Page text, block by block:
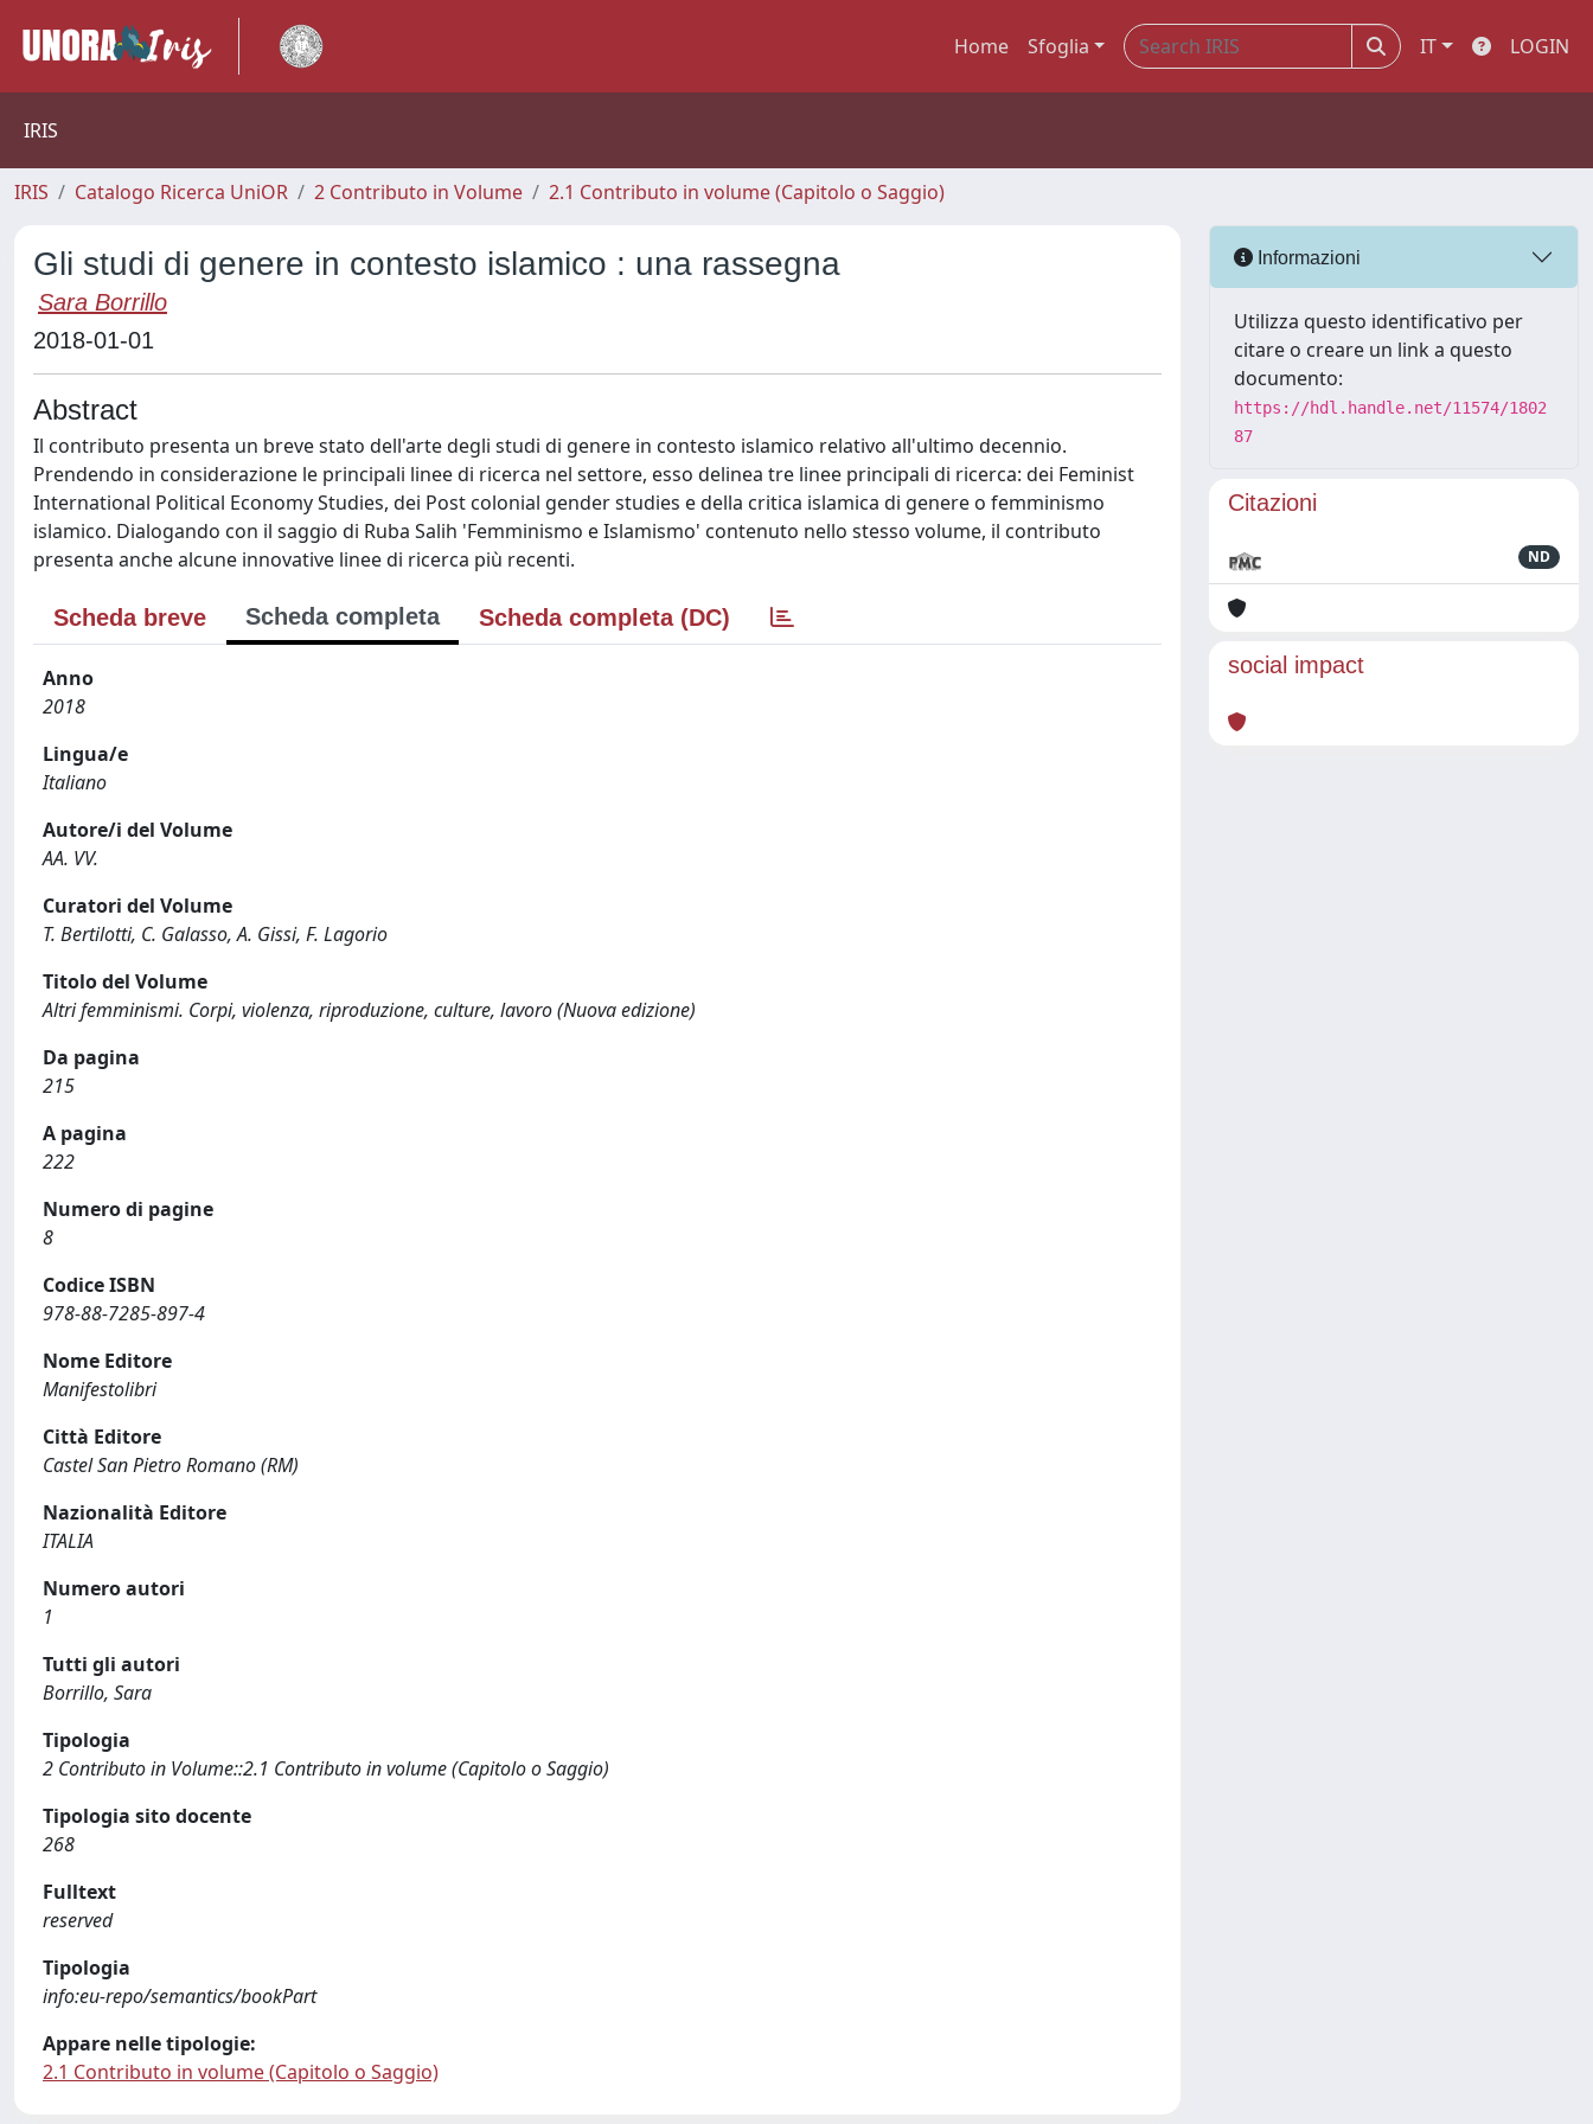
Home Sfoglia IT LOGIN
IRIS
IRIS Catalogo Ricerca UniOR 2 Contributo in Volume 2.1 Contributo in volume (Capitolo o Saggio)
Gli studi di genere in contesto islamico : una rassegna
Sara Borrillo
2018-01-01
Abstract
Il contributo presenta un breve stato dell'arte degli studi di genere in contesto islamico relativo all'ultimo decennio.
Prendendo in considerazione le principali linee di ricerca nel settore, esso delinea tre linee principali di ricerca: dei Feminist
International Political Economy Studies, dei Post colonial gender studies e della critica islamica di genere o femminismo
islamico. Dialogando con il saggio di Ruba Salih 'Femminismo e Islamismo' contenuto nello stesso volume, il contributo
presenta anche alcune innovative linee di ricerca più recenti.
Scheda breve Scheda completa Scheda completa (DC)
Anno
2018
Lingua/e
Italiano
Autore/i del Volume
AA. VV.
Curatori del Volume
T. Bertilotti, C. Galasso, A. Gissi, F. Lagorio
Titolo del Volume
Altri femminismi. Corpi, violenza, riproduzione, culture, lavoro (Nuova edizione)
Da pagina
215
A pagina
222
Numero di pagine
8
Codice ISBN
978-88-7285-897-4
Nome Editore
Manifestolibri
Città Editore
Castel San Pietro Romano (RM)
Nazionalità Editore
ITALIA
Numero autori
1
Tutti gli autori
Borrillo, Sara
Tipologia
2 Contributo in Volume::2.1 Contributo in volume (Capitolo o Saggio)
Tipologia sito docente
268
Fulltext
reserved
Tipologia
info:eu-repo/semantics/bookPart
Appare nelle tipologie:
2.1 Contributo in volume (Capitolo o Saggio)
Informazioni
Utilizza questo identificativo per
citare o creare un link a questo
documento:
https://hdl.handle.net/11574/1802
87
Citazioni
ND
social impact